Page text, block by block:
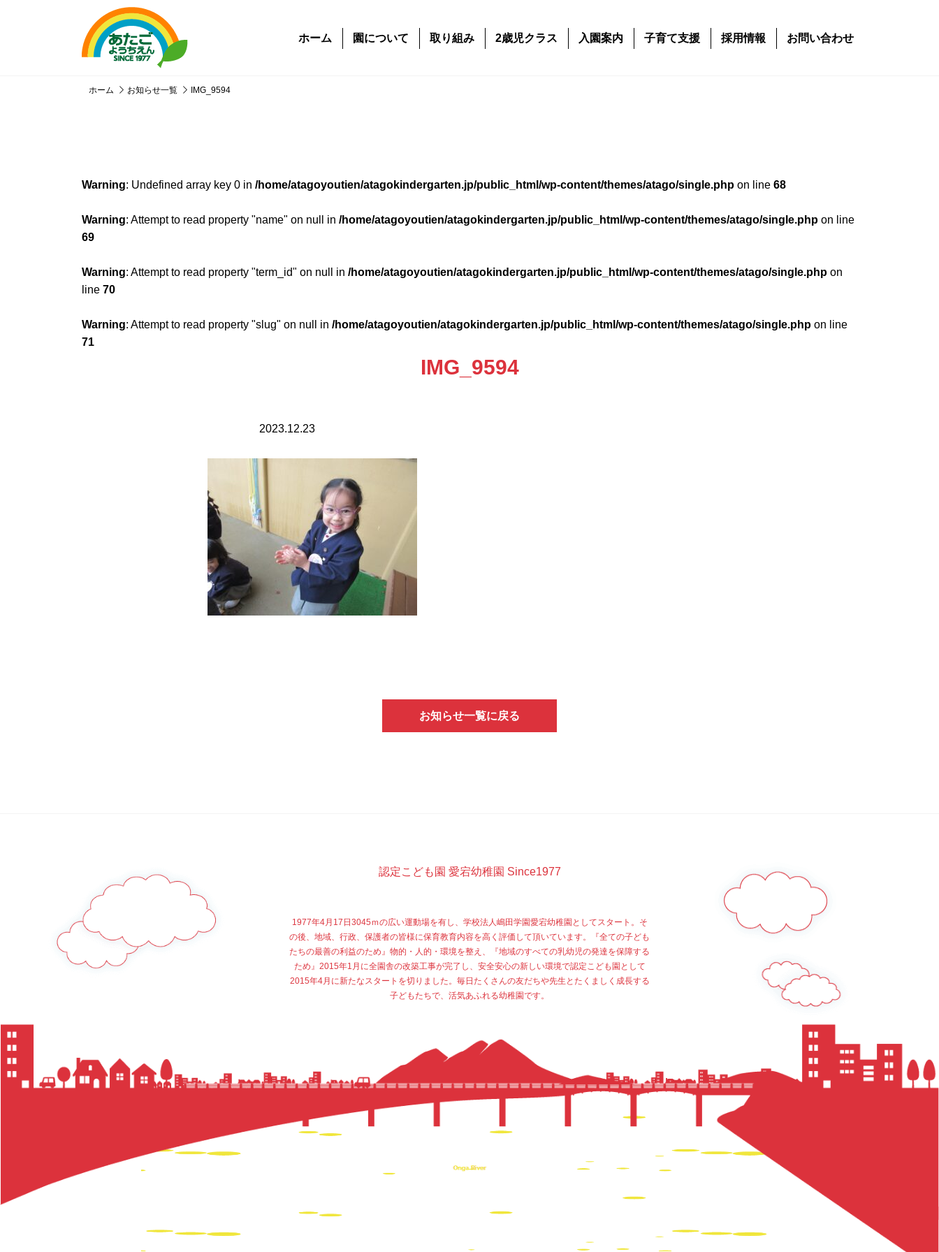
ホーム 園について 取り組み 2歳児クラス 入園案内 子育て支援 採用情報 お問い合わせ
ホーム お知らせ一覧 IMG_9594
Warning: Undefined array key 0 in /home/atagoyoutien/atagokindergarten.jp/public_html/wp-content/themes/atago/single.php on line 68
Warning: Attempt to read property "name" on null in /home/atagoyoutien/atagokindergarten.jp/public_html/wp-content/themes/atago/single.php on line
69
Warning: Attempt to read property "term_id" on null in /home/atagoyoutien/atagokindergarten.jp/public_html/wp-content/themes/atago/single.php on
line 70
Warning: Attempt to read property "slug" on null in /home/atagoyoutien/atagokindergarten.jp/public_html/wp-content/themes/atago/single.php on line
71
IMG_9594
2023.12.23
お知らせ一覧に戻る
認定こども園 愛宕幼稚園 Since1977
1977年4月17日3045ｍの広い運動場を有し、学校法人嶋田学園愛宕幼稚園としてスタート。そ
の後、地域、行政、保護者の皆様に保育教育内容を高く評価して頂いています。『全ての子ども
たちの最善の利益のため』物的・人的・環境を整え、『地域のすべての乳幼児の発達を保障する
ため』2015年1月に全園舎の改築工事が完了し、安全安心の新しい環境で認定こども園として
2015年4月に新たなスタートを切りました。毎日たくさんの友だちや先生とたくましく成長する
子どもたちで、活気あふれる幼稚園です。